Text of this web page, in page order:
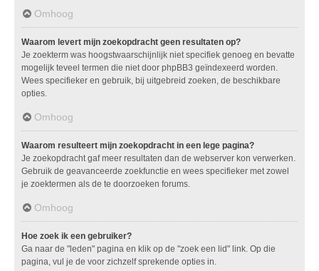
Omhoog
Waarom levert mijn zoekopdracht geen resultaten op?
Je zoekterm was hoogstwaarschijnlijk niet specifiek genoeg en bevatte
mogelijk teveel termen die niet door phpBB3 geïndexeerd worden.
Wees specifieker en gebruik, bij uitgebreid zoeken, de beschikbare
opties.
Omhoog
Waarom resulteert mijn zoekopdracht in een lege pagina?
Je zoekopdracht gaf meer resultaten dan de webserver kon verwerken.
Gebruik de geavanceerde zoekfunctie en wees specifieker met zowel
je zoektermen als de te doorzoeken forums.
Omhoog
Hoe zoek ik een gebruiker?
Ga naar de "leden" pagina en klik op de "zoek een lid" link. Op die
pagina, vul je de voor zichzelf sprekende opties in.